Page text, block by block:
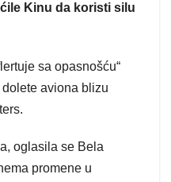
Kinu da koristi silu
sa opasnošću“
aviona blizu
oglasila se Bela
promene u